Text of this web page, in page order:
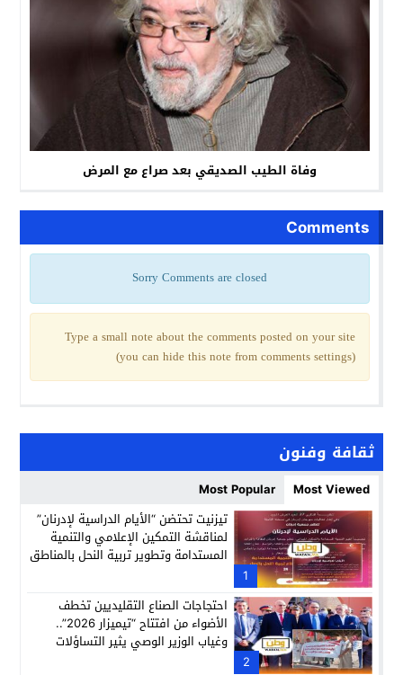
وفاة الطيب الصديقي بعد صراع مع المرض
Comments
Sorry Comments are closed
Type a small note about the comments posted on your site
(you can hide this note from comments settings)
ثقافة وفنون
Most Viewed
Most Popular
1
تيزنيت تحتضن “الأيام الدراسية لإدرنان”
لمناقشة التمكين الإعلامي والتنمية
المستدامة وتطوير تربية النحل بالمناطق
2
احتجاجات الصناع التقليديين تخطف
الأضواء من افتتاح “تيميزار 2026”..
وغياب الوزير الوصي يثير التساؤلات